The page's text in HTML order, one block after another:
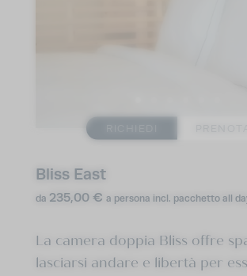
AVVENTURE
IMPRESSIONI
Bliss East
da 235,00 € a persona incl. pacchetto all
La camera doppia Bliss offre
lasciarsi andare e libertà per